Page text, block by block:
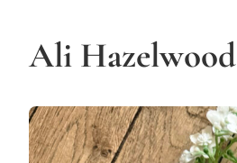
Ali Hazelwood